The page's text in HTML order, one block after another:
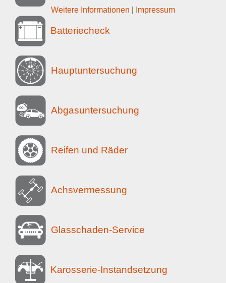
Batteriecheck
Hauptuntersuchung
Abgasuntersuchung
Reifen und Räder
Achsvermessung
Glasschaden-Service
Karosserie-Instandsetzung
Weitere Informationen
Impressum